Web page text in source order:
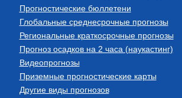
Прогностические бюллетени
Глобальные среднесрочные прогнозы
Региональные краткосрочные прогнозы
Прогноз осадков на 2 часа (наукастинг)
Видеопрогнозы
Приземные прогностические карты
Другие виды прогнозов